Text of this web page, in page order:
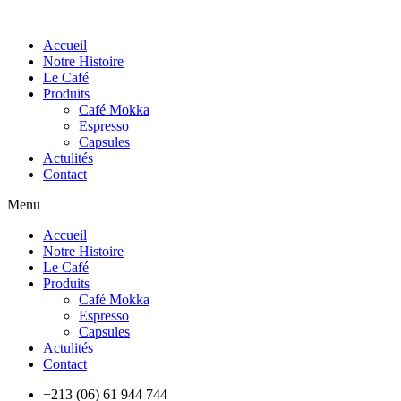
Accueil
Notre Histoire
Le Café
Produits
Café Mokka
Espresso
Capsules
Actulités
Contact
Menu
Accueil
Notre Histoire
Le Café
Produits
Café Mokka
Espresso
Capsules
Actulités
Contact
+213 (06) 61 944 744